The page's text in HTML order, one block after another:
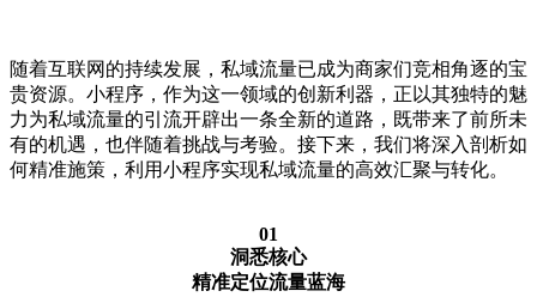
随着互联网的持续发展，私域流量已成为商家们竞相角逐的宝
贵资源。小程序，作为这一领域的创新利器，正以其独特的魅
力为私域流量的引流开辟出一条全新的道路，既带来了前所未
有的机遇，也伴随着挑战与考验。接下来，我们将深入剖析如
何精准施策，利用小程序实现私域流量的高效汇聚与转化。
01
洞悉核心
精准定位流量蓝海